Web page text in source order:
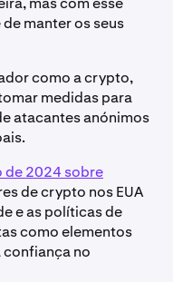
manter os seus
como a crypto,
medidas para
atacantes anónimos
de 2024 sobre
de crypto nos EUA
e as políticas de
como elementos
confiança no